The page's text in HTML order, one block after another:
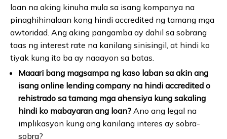
loan na aking kinuha mula sa isang kompanya na
pinaghihinalaan kong hindi accredited ng tamang mga
awtoridad. Ang aking pangamba ay dahil sa sobrang
taas ng interest rate na kanilang sinisingil, at hindi ko
tiyak kung ito ba ay naaayon sa batas.
Maaari bang magsampa ng kaso laban sa akin ang
isang online lending company na hindi accredited o
rehistrado sa tamang mga ahensiya kung sakaling
hindi ko mabayaran ang loan?Ano ang legal na
implikasyon kung ang kanilang interes ay sobra-
sobra?